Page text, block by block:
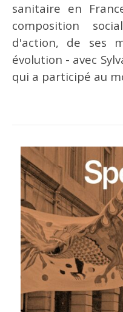
sanitaire en
composition
d'action, de ses
évolution - avec
qui a participé au